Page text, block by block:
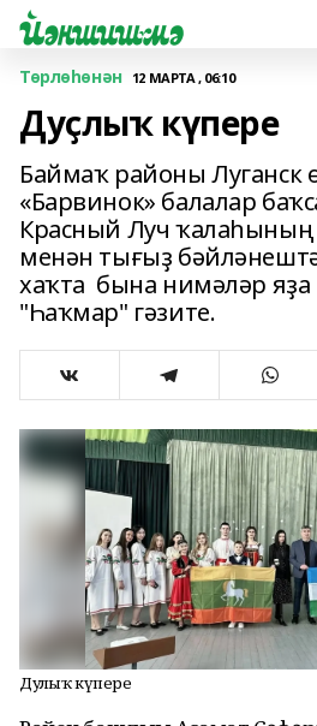
Төрлөһөнән 12 МАРТА , 06:10
Дуҫлыҡ күпере
Баймаҡ районы Луганск
«Барвинок» балалар
Красный Луч ҡалаһының
менән тығыҙ
хаҡта бына нимәләр
"Һаҡмар" гәзите.
Дуҫлыҡ күпере